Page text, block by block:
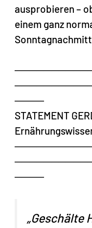
ausprobieren –
einem ganz
────
STATEMENT
────
„Geschälte